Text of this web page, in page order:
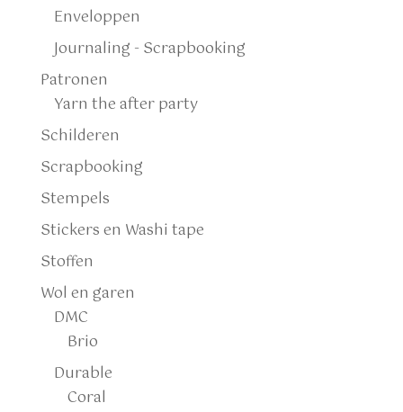
Enveloppen
Journaling - Scrapbooking
Patronen
Yarn the after party
Schilderen
Scrapbooking
Stempels
Stickers en Washi tape
Stoffen
Wol en garen
DMC
Brio
Durable
Coral